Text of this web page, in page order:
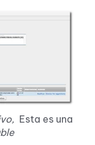
Esta es una